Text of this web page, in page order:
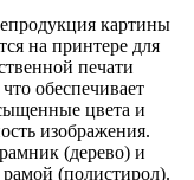
картины
на принтере для
печати
обеспечивает
цвета и
изображения.
(дерево) и
рамой (полистирол).